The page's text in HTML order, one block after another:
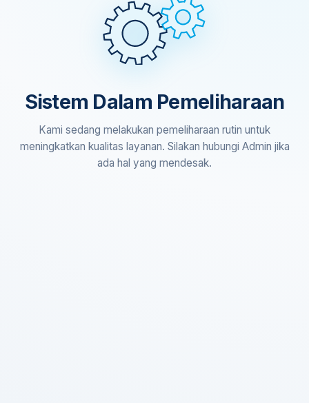
Sistem Dalam Pemeliharaan
Kami sedang melakukan pemeliharaan rutin untuk
meningkatkan kualitas layanan. Silakan hubungi Admin jika
ada hal yang mendesak.